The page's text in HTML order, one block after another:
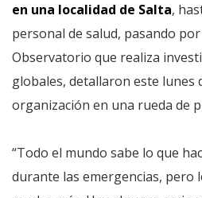
en una localidad de Salta,
personal de salud, pasando
Observatorio que realiza
globales, detallaron este lunes
organización en una rueda de
“Todo el mundo sabe lo que
durante las emergencias, pero